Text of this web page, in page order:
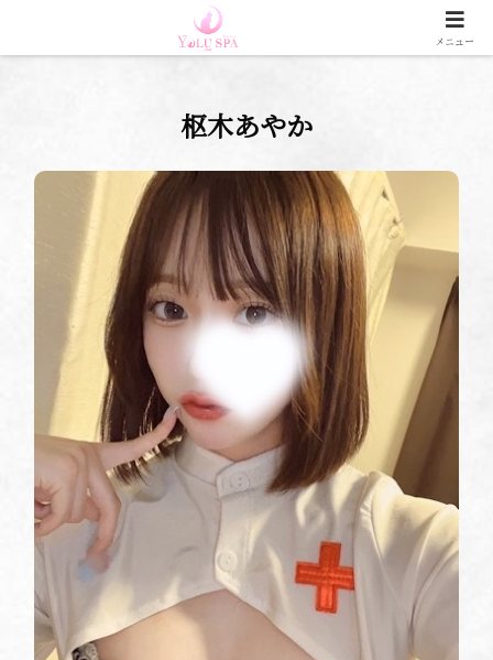
大阪 日本橋 谷九 メンズエステ 【YOLU SPA 大阪店】
枢木あやか
メニュー